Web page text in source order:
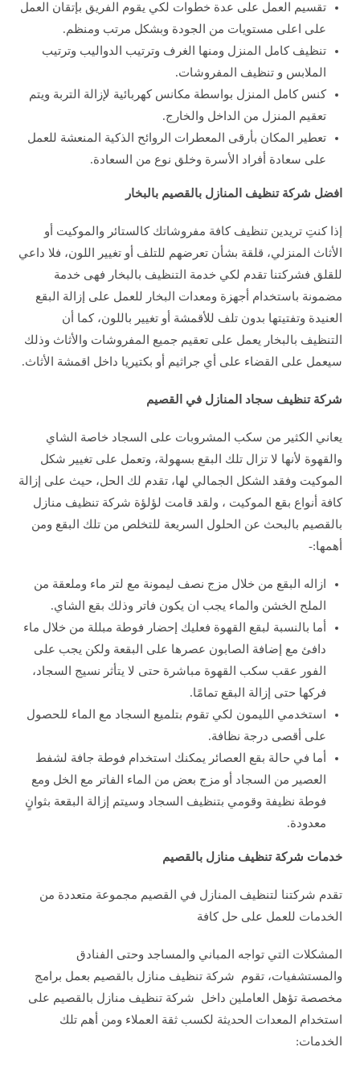
تقسيم العمل على عدة خطوات لكي يقوم الفريق بإتقان العمل
على اعلى مستويات من الجودة وبشكل مرتب ومنظم.
تنظيف كامل المنزل ومنها الغرف وترتيب الدواليب وترتيب
الملابس و تنظيف المفروشات.
كنس كامل المنزل بواسطة مكانس كهربائية لإزالة التربة ويتم
تعقيم المنزل من الداخل والخارج.
تعطير المكان بأرقى المعطرات الروائح الذكية المنعشة للعمل
على سعادة أفراد الأسرة وخلق نوع من السعادة.
افضل شركة تنظيف المنازل بالقصيم بالبخار
إذا كنتِ تريدين تنظيف كافة مفروشاتك كالستائر والموكيت أو
الأثاث المنزلي، قلقة بشأن تعرضهم للتلف أو تغيير اللون، فلا داعي
للقلق فشركتنا تقدم لكي خدمة التنظيف بالبخار فهى خدمة
مضمونة باستخدام أجهزة ومعدات البخار للعمل على إزالة البقع
العنيدة وتفتيتها بدون تلف للأقمشة أو تغيير باللون، كما أن
التنظيف بالبخار يعمل على تعقيم جميع المفروشات والأثاث وذلك
سيعمل على القضاء على أي جراثيم أو بكتيريا داخل اقمشة الأثاث.
شركة تنظيف سجاد المنازل في القصيم
يعاني الكثير من سكب المشروبات على السجاد خاصة الشاي
والقهوة لأنها لا تزال تلك البقع بسهولة، وتعمل على تغيير شكل
الموكيت وفقد الشكل الجمالي لها، تقدم لك الحل، حيث على إزالة
كافة أنواع بقع الموكيت ، ولقد قامت لؤلؤة شركة تنظيف منازل
بالقصيم بالبحث عن الحلول السريعة للتخلص من تلك البقع ومن
أهمها:-
ازاله البقع من خلال مزج نصف ليمونة مع لتر ماء وملعقة من
الملح الخشن والماء يجب ان يكون فاتر وذلك بقع الشاي.
أما بالنسبة لبقع القهوة فعليك إحضار فوطة مبللة من خلال ماء
دافئ مع إضافة الصابون عصرها على البقعة ولكن يجب على
الفور عقب سكب القهوة مباشرة حتى لا يتأثر نسيج السجاد،
فركها حتى إزالة البقع تمامًا.
استخدمي الليمون لكي تقوم بتلميع السجاد مع الماء للحصول
على أقصى درجة نظافة.
أما في حالة بقع العصائر يمكنك استخدام فوطة جافة لشفط
العصير من السجاد أو مزج بعض من الماء الفاتر مع الخل ومع
فوطة نظيفة وقومي بتنظيف السجاد وسيتم إزالة البقعة بثوانٍ
معدودة.
خدمات شركة تنظيف منازل بالقصيم
تقدم شركتنا لتنظيف المنازل في القصيم مجموعة متعددة من
الخدمات للعمل على حل كافة
المشكلات التي تواجه المباني والمساجد وحتى الفنادق
والمستشفيات، تقوم شركة تنظيف منازل بالقصيم بعمل برامج
مخصصة تؤهل العاملين داخل شركة تنظيف منازل بالقصيم على
استخدام المعدات الحديثة لكسب ثقة العملاء ومن أهم تلك
الخدمات: